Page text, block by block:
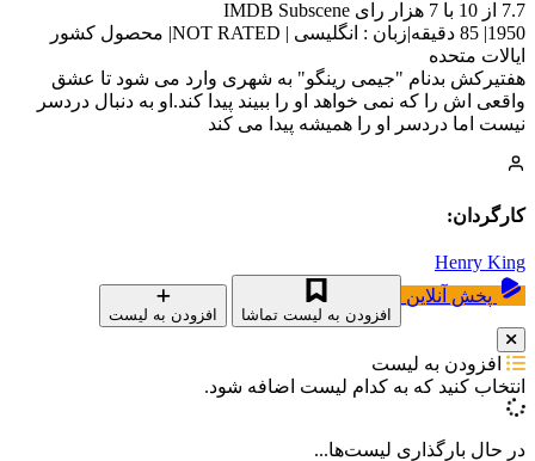
7.7 از 10 با 7 هزار رای IMDB Subscene
1950| 85 دقیقه|زبان : انگلیسی | NOT RATED| محصول کشور
ایالات متحده
هفتیرکش بدنام "جیمی رینگو" به شهری وارد می شود تا عشق
واقعی اش را که نمی خواهد او را ببیند پیدا کند.او به دنبال دردسر
نیست اما دردسر او را همیشه پیدا می کند
کارگردان:
Henry King
پخش آنلاین
افزودن به لیست تماشا افزودن به لیست
افزودن به لیست
انتخاب کنید که به کدام لیست اضافه شود.
در حال بارگذاری لیست‌ها...